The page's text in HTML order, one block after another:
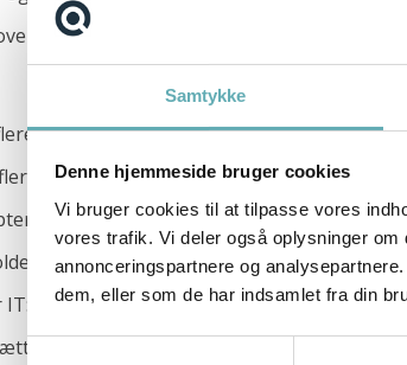
Samtykke
Denne hjemmeside bruger cookies
Vi bruger cookies til at tilpasse vores
vores trafik. Vi deler også oplysninger
annonceringspartnere og
dem, eller som de har indsamlet fra din
Samtykkevalg
outsourcing, centralisering vs.
bolde i luften på en gang
opgaver og skifte mellem dem
og skabe overblik over større og
over længere tid
tekniske kompetencer til en teknisk
Nordic
Deloitte Engineering
Nordic
Engineering